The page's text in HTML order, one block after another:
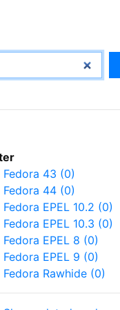
Fedora 43 (0)
Fedora 44 (0)
Fedora EPEL 10.2 (0)
Fedora EPEL 10.3 (0)
Fedora EPEL 8 (0)
Fedora EPEL 9 (0)
Fedora Rawhide (0)